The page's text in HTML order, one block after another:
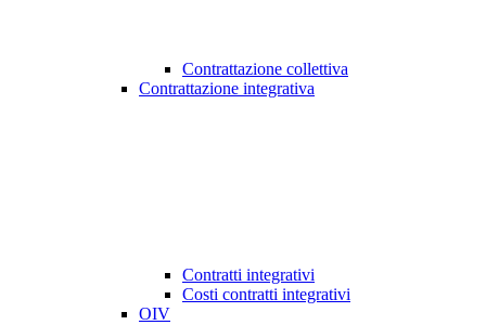
Contrattazione collettiva
Contrattazione integrativa
Contratti integrativi
Costi contratti integrativi
OIV